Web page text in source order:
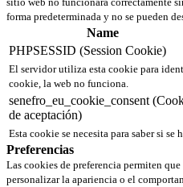
forma predeterminada y no se pueden
Name
PHPSESSID (Session Cookie)
El servidor utiliza esta cookie para
cookie, la web no funciona.
senefro_eu_cookie_consent
de aceptación)
Esta cookie se necesita para saber si
Preferencias
Las cookies de preferencia permiten
personalizar la apariencia o el